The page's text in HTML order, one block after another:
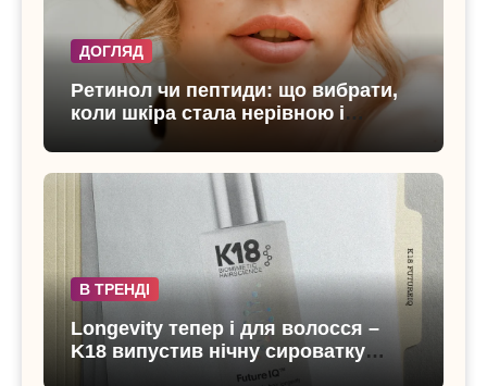
ДОГЛЯД
Ретинол чи пептиди: що вибрати,
коли шкіра стала нерівною і
чутливою
В ТРЕНДІ
Longevity тепер і для волосся –
K18 випустив нічну сироватку
FutureIQ